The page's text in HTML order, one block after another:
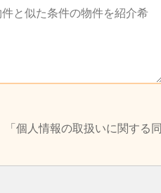
「個人情報の取扱いに関する同